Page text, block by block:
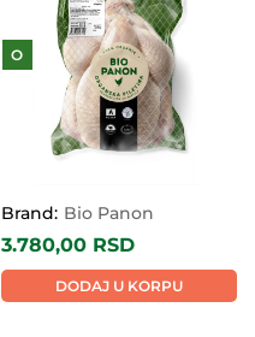
O
Brand: Bio Panon
3.780,00 RSD
DODAJ U KORPU